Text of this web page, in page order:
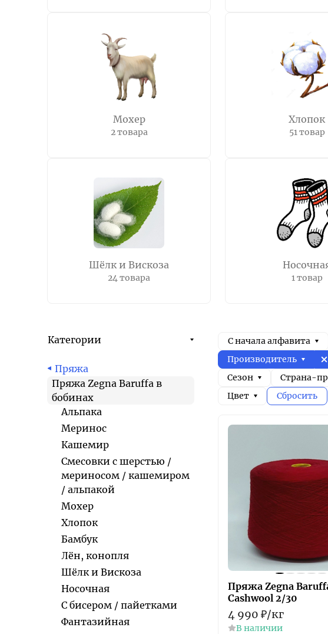
Мохер
2 товара
Хлопок
51 товар
Шёлк и Вискоза
24 товара 1 товар
Категории
Пряжа
Пряжа Zegna Baruffa в
бобинах
Альпака
Меринос
Кашемир
Смесовки с шерстью /
мериносом / кашемиром
/ альпакой
Мохер
Хлопок
Бамбук
Лён, конопля
Шёлк и Вискоза
Носочная
С бисером / пайетками
Фантазийная
С начала алфавита
Производитель
Сезон
Страна-
Цвет
Сбросить
Пряжа Zegna
Cashwool 2/30
4 990 ₽/кг
В наличии